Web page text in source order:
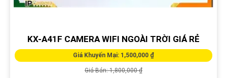
KX-A41F CAMERA WIFI NGOÀI TRỜI GIÁ RẺ
Giá Khuyến Mại: 1,500,000 ₫
Giá Bán: 1,800,000 ₫